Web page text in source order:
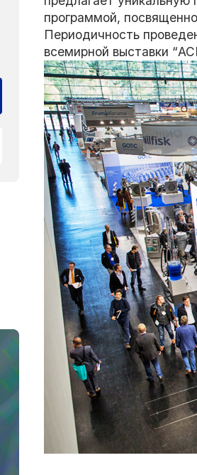
программой,
Периодичность
всемирной выставки